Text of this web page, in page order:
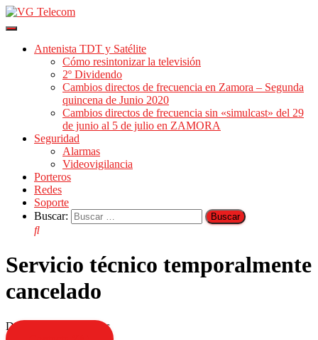
Cambiar
navegación
Antenista TDT y Satélite
Cómo resintonizar la televisión
2º Dividendo
Cambios directos de frecuencia en Zamora – Segunda
quincena de Junio 2020
Cambios directos de frecuencia sin «simulcast» del 29
de junio al 5 de julio en ZAMORA
Seguridad
Alarmas
Videovigilancia
Porteros
Redes
Soporte
Buscar:
Servicio técnico temporalmente
cancelado
Disculpen las molestias